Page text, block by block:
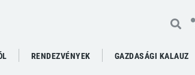
RENDEZVÉNYEK GAZDASÁGI KALAUZ